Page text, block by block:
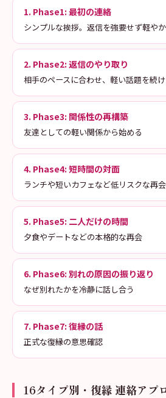
1. Phase1: 最初の連絡
シンプルな挨拶。返信を強要せず軽や
2. Phase2: 返信のやり取り
相手のペースに合わせ、軽い話題を続
3. Phase3: 関係性の再構築
友達としての軽い関係から始める
4. Phase4: 短時間の対面
ランチや短いカフェなど低リスクな再会
5. Phase5: 二人だけの時間
夕食やデートなどの本格的な再会
6. Phase6: 別れの原因の振り返り
なぜ別れたかを冷静に話し合う
7. Phase7: 復縁の話
正式な復縁の意思確認
16タイプ別・復縁 連絡アプ